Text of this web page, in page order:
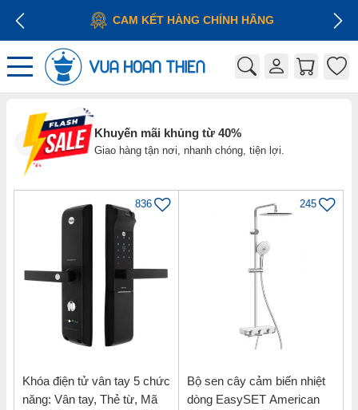
HÃNG
Khuyến mãi khủng từ 40%
Giao hàng tận nơi, nhanh chóng, tiện lợi.
836
Khóa điện tử vân tay 5 chức
năng: Vân tay, Thẻ từ, Mã
245
Bộ sen cây cảm biến nhiệt
dòng EasySET American